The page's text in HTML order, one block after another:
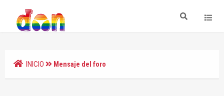
INICIO Mensaje del foro